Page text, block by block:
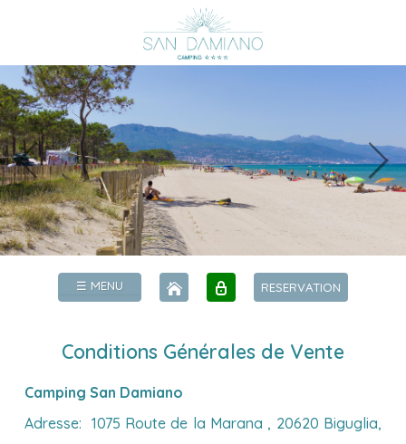
☰ MENU RESERVATION
Conditions Générales de Vente
Camping San Damiano
Adresse: 1075 Route de la Marana , 20620 Biguglia,